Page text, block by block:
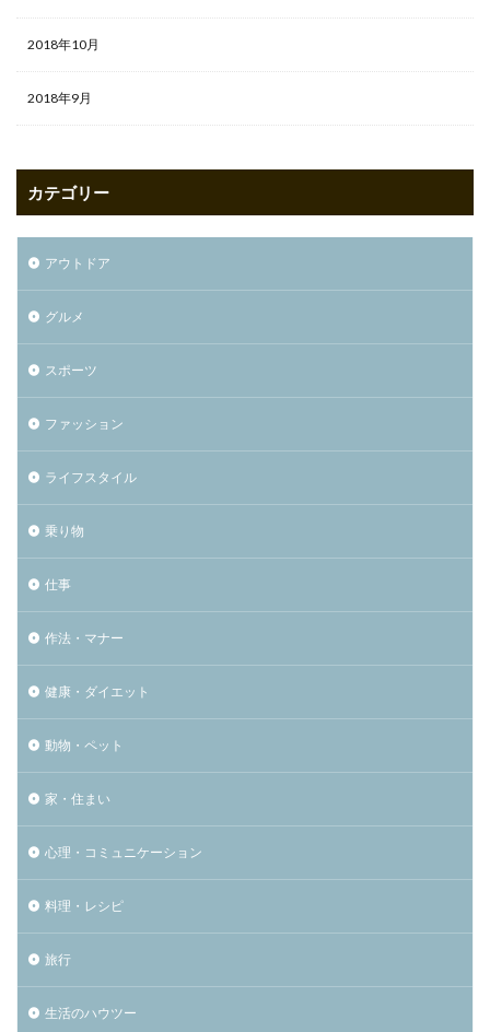
2018年10月
2018年9月
カテゴリー
アウトドア
グルメ
スポーツ
ファッション
ライフスタイル
乗り物
仕事
作法・マナー
健康・ダイエット
動物・ペット
家・住まい
心理・コミュニケーション
料理・レシピ
旅行
生活のハウツー